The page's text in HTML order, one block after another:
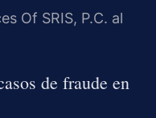
Of SRIS, P.C. al
de fraude en